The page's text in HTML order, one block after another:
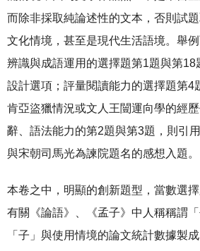
而除非採取純論述性的文本，否則試題
文化情境，甚至是現代生活語境。舉
辨識與成語運用的選擇題第1題與第18
設計選項；評量閱讀能力的選擇題第4
肯亞盜獵情況或文人王闓運向學的經
辭、語法能力的第2題與第3題，則引
與宋朝司馬光為諫院題名的感想入題。
本卷之中，明顯的創新題型，當數選
有關《論語》、《孟子》中人稱稱謂「
「子」與使用情境的論文統計數據製